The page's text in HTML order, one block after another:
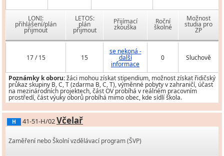
LONI:
přihlášení/plán
přijmout
LETOS:
plán
přijmout
Přijímací
zkouška
Roční
školné
Možnost
studia pro
ZP
17 / 15 15
se nekoná -
další
informace
0 Sluchově
Poznámky k oboru:žáci mohou získat stipendium, možnost získat řidičský
průkaz skupiny B, C, T (zdarma B, C, T), výměnné pobyty v zahraničí, účast
na mezinárodních projektech, část OV probíhá v reálném pracovním
prostředí, část výuky oborů probíhá mimo obec, kde sídlí škola.
H 41-51-H/02Včelař
Zaměření nebo Školní vzdělávací program (ŠVP)